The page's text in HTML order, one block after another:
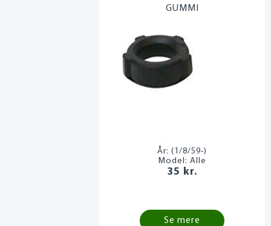
GUMMI
År:(1/8/59-)
Model: Alle
35 kr.
Se mere